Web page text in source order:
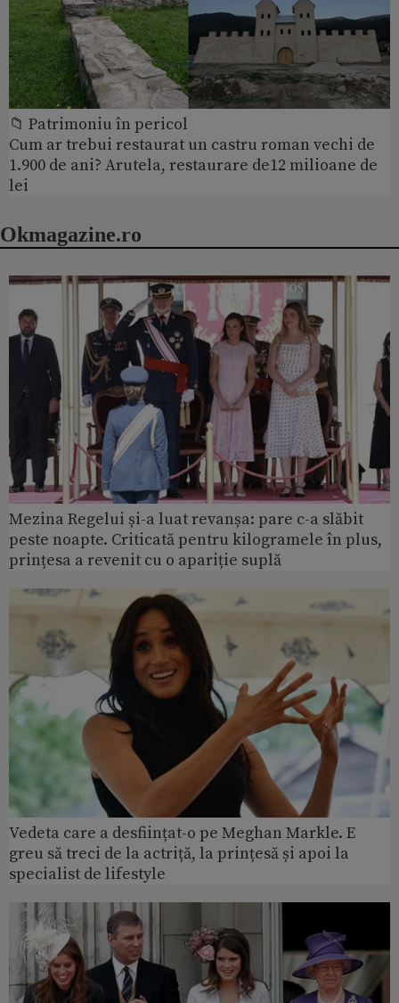
📁 Patrimoniu în pericol
Cum ar trebui restaurat un castru roman vechi de
1.900 de ani? Arutela, restaurare de12 milioane de
lei
Okmagazine.ro
Mezina Regelui și-a luat revanșa: pare c-a slăbit
peste noapte. Criticată pentru kilogramele în plus,
prințesa a revenit cu o apariție suplă
Vedeta care a desființat-o pe Meghan Markle. E
greu să treci de la actriță, la prințesă și apoi la
specialist de lifestyle